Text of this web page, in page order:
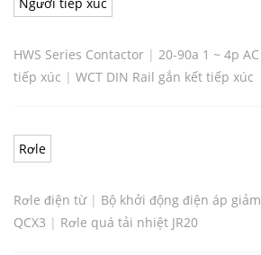
HWS Series Contactor | 20-90a 1 ~ 4p
tiếp xúc | WCT DIN Rail gắn kết tiếp xúc
Rơle
Rơle điện từ| Bộ khởi động điện áp
QCX3 | Rơle quá tải nhiệt JR20